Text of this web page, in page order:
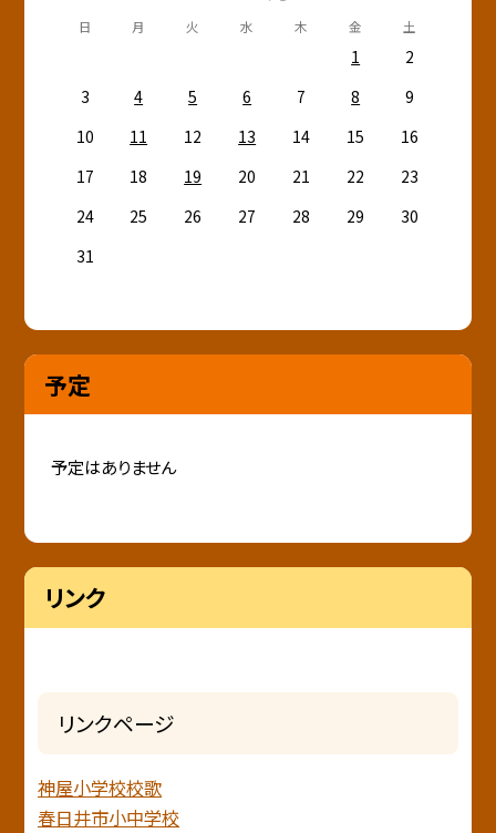
日 月 火 水 木 金 土
1
2
3
4 5 6 7 8
9
10
11 12 13 14 15
16
17
18 19 20 21 22
23
24
25 26 27 28 29
30
31
予定
予定はありません
リンク
リンクページ
神屋小学校校歌
春日井市小中学校